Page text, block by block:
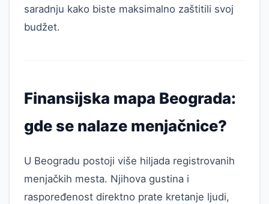
saradnju kako biste maksimalno zaštitili svoj
budžet.
Finansijska mapa Beograda:
gde se nalaze menjačnice?
U Beogradu postoji više hiljada registrovanih
menjačkih mesta. Njihova gustina i
raspoređenost direktno prate kretanje ljudi,